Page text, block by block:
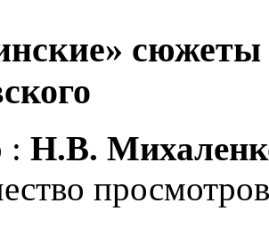
: Н.В.